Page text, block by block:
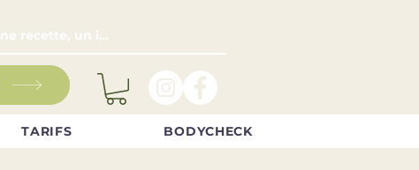
TARIFS BODYCHECK